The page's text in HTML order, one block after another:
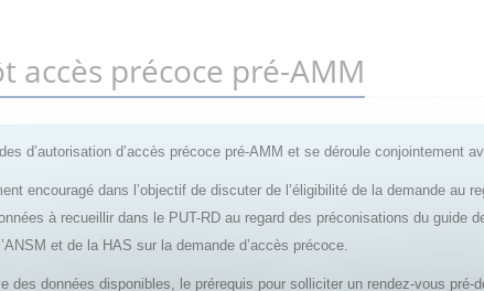
accès précoce pré-AMM
d’autorisation d’accès précoce pré-AMM et se déroule conjointement
encouragé dans l’objectif de discuter de l’éligibilité de la demande au
à recueillir dans le PUT-RD au regard des préconisations du guide
et de la HAS sur la demande d’accès précoce.
des données disponibles, le prérequis pour solliciter un rendez-vous